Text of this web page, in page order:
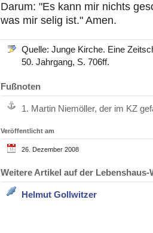
Darum: "Es kann mir nichts
was mir selig ist." Amen.
Quelle: Junge Kirche. Eine
50. Jahrgang, S. 706ff.
Fußnoten
1. Martin Niemöller, der im KZ
Veröffentlicht am
26. Dezember 2008
Weitere Artikel auf der
Helmut Gollwitzer